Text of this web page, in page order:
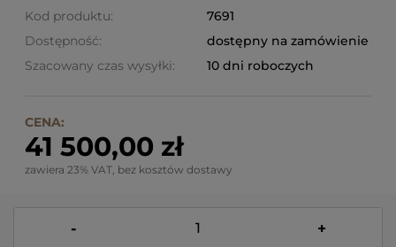
Kod produktu:
7691
Dostępność:
dostępny na zamówienie
Szacowany czas wysyłki:
10 dni roboczych
CENA:
41 500,00 zł
zawiera 23% VAT, bez kosztów dostawy
- +